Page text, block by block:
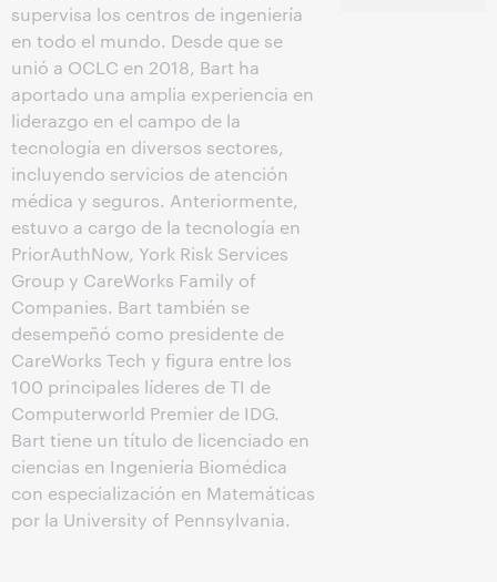
supervisa los centros de ingeniería
en todo el mundo. Desde que se
unió a OCLC en 2018, Bart ha
aportado una amplia experiencia en
liderazgo en el campo de la
tecnología en diversos sectores,
incluyendo servicios de atención
médica y seguros. Anteriormente,
estuvo a cargo de la tecnología en
PriorAuthNow, York Risk Services
Group y CareWorks Family of
Companies. Bart también se
desempeñó como presidente de
CareWorks Tech y figura entre los
100 principales líderes de TI de
Computerworld Premier de IDG.
Bart tiene un título de licenciado en
ciencias en Ingeniería Biomédica
con especialización en Matemáticas
por la University of Pennsylvania.